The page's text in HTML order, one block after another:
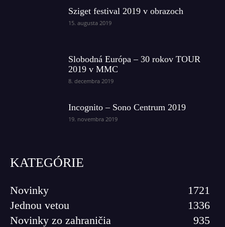
Sziget festival 2019 v obrazoch
15. augusta 2019
Slobodná Európa – 30 rokov TOUR
2019 v MMC
8. decembra 2019
Incognito – Sono Centrum 2019
19. novembra 2019
KATEGÓRIE
Novinky
1721
Jednou vetou
1336
Novinky zo zahraničia
935